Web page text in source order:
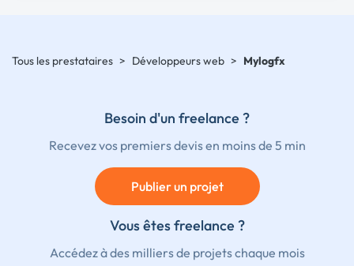
Tous les prestataires > Développeurs web > Mylogfx
Besoin d'un freelance ?
Recevez vos premiers devis en moins de 5 min
Publier un projet
Vous êtes freelance ?
Accédez à des milliers de projets chaque mois